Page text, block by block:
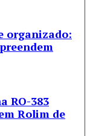
organizado:
RO-383
Rolim de